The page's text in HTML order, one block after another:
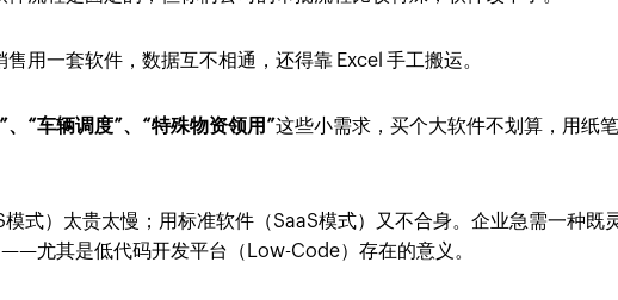
用一套软件，数据互不相通，还得靠 Excel 手工搬运。
、“车辆调度”、“特殊物资领用”这些小需求，买个大软件不划算，用纸
式）太贵太慢；用标准软件（SaaS模式）又不合身。企业急需一种既
尤其是低代码开发平台（Low-Code）存在的意义。